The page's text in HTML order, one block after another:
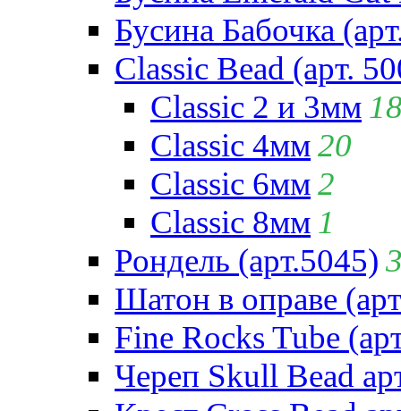
Бусина Бабочка
Classic Bead (арт.
Classic 2 и 3мм
Classic 4мм20
Classic 6мм2
Classic 8мм 1
Рондель (арт.5045)
Шатон в оправе
Fine Rocks Tube
Череп Skull Bead